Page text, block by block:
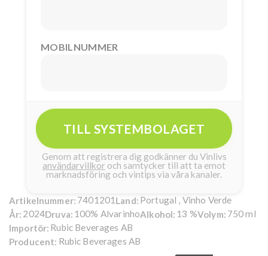
MOBILNUMMER
TILL SYSTEMBOLAGET
Genom att registrera dig godkänner du Vinlivs
användarvillkor och samtycker till att ta emot
marknadsföring och vintips via våra kanaler.
Artikelnummer: 7401201 Land: Portugal , Vinho Verde
År: 2024Druva: 100% AlvarinhoAlkohol: 13 %Volym: 750 ml
Importör: Rubic Beverages AB
Producent: Rubic Beverages AB